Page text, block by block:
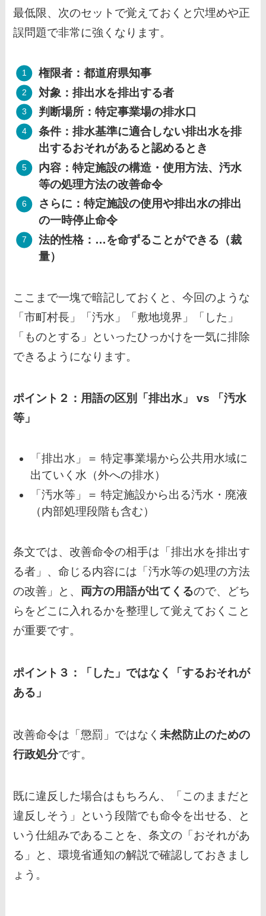
最低限、次のセットで覚えておくと穴埋めや正
誤問題で非常に強くなります。
権限者：都道府県知事
対象：排出水を排出する者
判断場所：特定事業場の排水口
条件：排水基準に適合しない排出水を排
出するおそれがあると認めるとき
内容：特定施設の構造・使用方法、汚水
等の処理方法の改善命令
さらに：特定施設の使用や排出水の排出
の一時停止命令
法的性格：…を命ずることができる（裁
量）
ここまで一塊で暗記しておくと、今回のような
「市町村長」「汚水」「敷地境界」「した」
「ものとする」といったひっかけを一気に排除
できるようになります。
ポイント２：用語の区別「排出水」 vs 「汚水
等」
「排出水」＝ 特定事業場から公共用水域に
出ていく水（外への排水）
「汚水等」＝ 特定施設から出る汚水・廃液
（内部処理段階も含む）
条文では、改善命令の相手は「排出水を排出す
る者」、命じる内容には「汚水等の処理の方法
の改善」と、 両方の用語が出てくるので、どち
らをどこに入れるかを整理して覚えておくこと
が重要です。
ポイント３：「した」ではなく「するおそれが
ある」
改善命令は「懲罰」ではなく 未然防止のための
行政処分です。
既に違反した場合はもちろん、「このままだと
違反しそう」という段階でも命令を出せる、と
いう仕組みであることを、条文の「おそれがあ
る」と、環境省通知の解説で確認しておきまし
ょう。